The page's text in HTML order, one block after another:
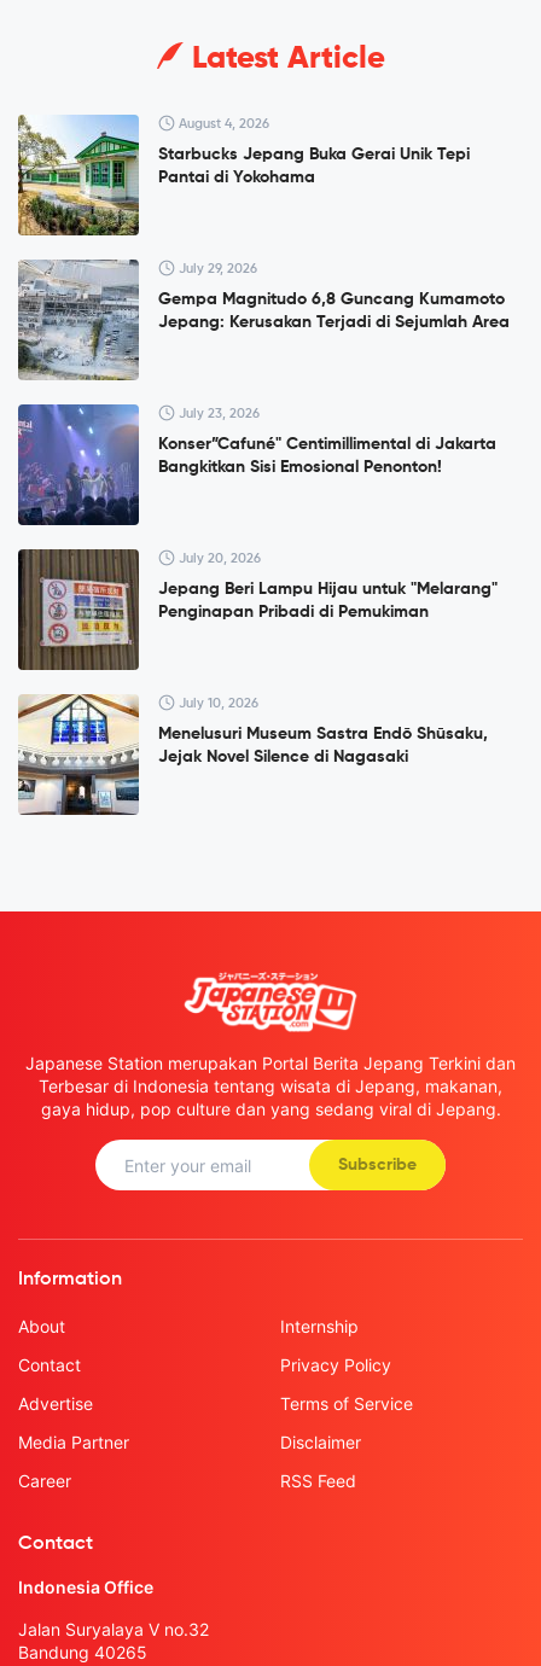
Latest Article
August 4, 2026
Starbucks Jepang Buka Gerai Unik Tepi
Pantai di Yokohama
July 29, 2026
Gempa Magnitudo 6,8 Guncang Kumamoto
Jepang: Kerusakan Terjadi di Sejumlah Area
July 23, 2026
Konser”Cafuné" Centimillimental di Jakarta
Bangkitkan Sisi Emosional Penonton!
July 20, 2026
Jepang Beri Lampu Hijau untuk "Melarang"
Penginapan Pribadi di Pemukiman
July 10, 2026
Menelusuri Museum Sastra Endō Shūsaku,
Jejak Novel Silence di Nagasaki
Japanese Station merupakan Portal Berita Jepang Terkini dan
Terbesar di Indonesia tentang wisata di Jepang, makanan,
gaya hidup, pop culture dan yang sedang viral di Jepang.
Subscribe
Information
About
Contact
Advertise
Media Partner
Career
Internship
Privacy Policy
Terms of Service
Disclaimer
RSS Feed
Contact
Indonesia Office
Jalan Suryalaya V no.32
Bandung 40265